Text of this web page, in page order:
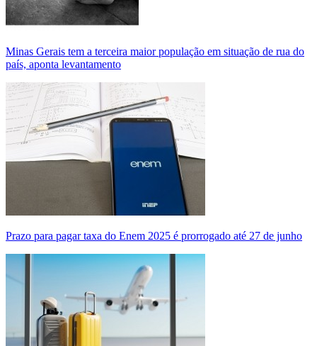
Minas Gerais tem a terceira maior população em situação de rua do
país, aponta levantamento
Prazo para pagar taxa do Enem 2025 é prorrogado até 27 de junho